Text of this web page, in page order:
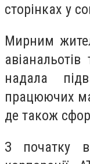
сторінках у
Мирним
надала
працюючих
де також
З початку